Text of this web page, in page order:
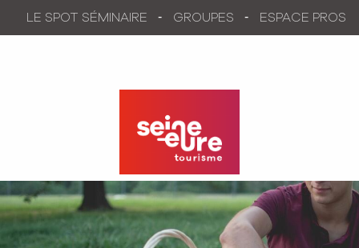
LE SPOT SÉMINAIRE GROUPES ESPACE PROS